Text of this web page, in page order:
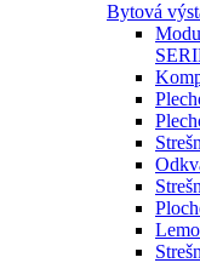
Bytová